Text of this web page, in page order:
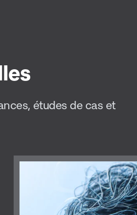
vos vêtements
leur couleur, leur
ou leur
études de cas et